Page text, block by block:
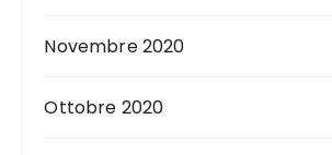
Novembre 2020
Ottobre 2020